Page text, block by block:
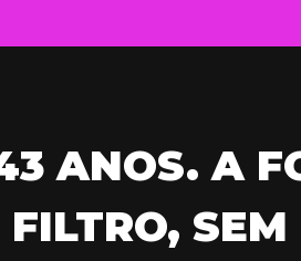
ANOS. A